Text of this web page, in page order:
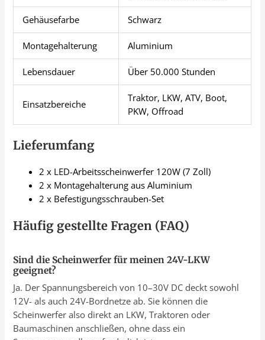
Gehäusefarbe Schwarz
Montagehalterung Aluminium
Lebensdauer Über 50.000 Stunden
Einsatzbereiche
Traktor, LKW, ATV, Boot,
PKW, Offroad
Lieferumfang
2 x LED-Arbeitsscheinwerfer 120W (7 Zoll)
2 x Montagehalterung aus Aluminium
2 x Befestigungsschrauben-Set
Häufig gestellte Fragen (FAQ)
Sind die Scheinwerfer für meinen 24V-LKW
geeignet?
Ja. Der Spannungsbereich von 10–30V DC deckt sowohl
12V- als auch 24V-Bordnetze ab. Sie können die
Scheinwerfer also direkt an LKW, Traktoren oder
Baumaschinen anschließen, ohne dass ein